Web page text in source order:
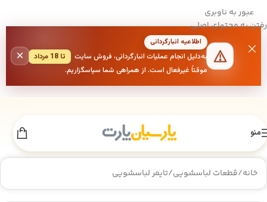
عبور به ناوبری
رفتن به محتوای اصلی
اطلاعیه انبارگردانی
به‌دلیل انجام عملیات انبارگردانی، فروش سایت
تا 18 مرداد
موقتاً غیرفعال است. از همراهی شما سپاسگزاریم.
×
منو
خانه/قطعات لباسشویی/تایمر لباسشویی